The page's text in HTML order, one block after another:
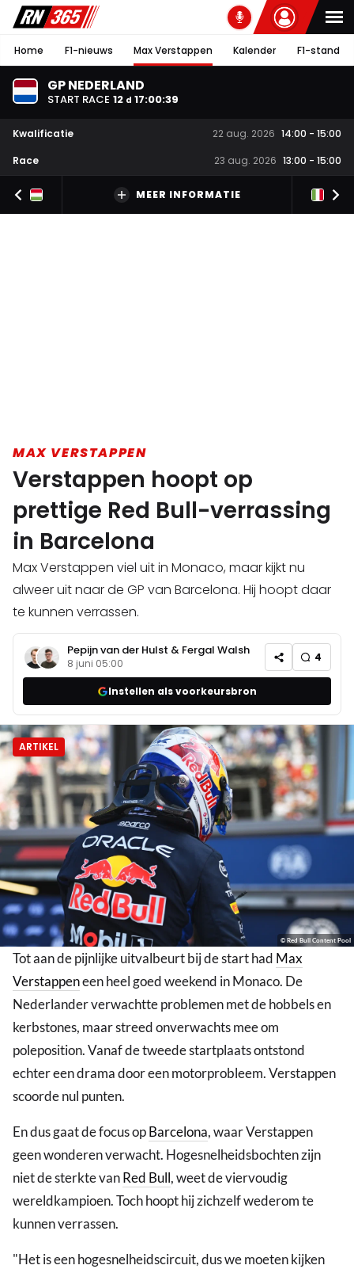
Home F1-nieuws Max Verstappen Kalender F1-stand
GP NEDERLAND
START RACE 12 d 17:00:38
Kwalificatie 22 aug. 2026 14:00 - 15:00
Race
23 aug. 2026 13:00 - 15:00
MEER INFORMATIE
MAX VERSTAPPEN
Verstappen hoopt op
prettige Red Bull-verrassing
in Barcelona
Max Verstappen viel uit in Monaco, maar kijkt nu
alweer uit naar de GP van Barcelona. Hij hoopt daar
te kunnen verrassen.
Pepijn van der Hulst & Fergal Walsh
8 juni 05:00 4
Instellen als voorkeursbron
ARTIKEL
© Red Bull Content Pool
Tot aan de pijnlijke uitvalbeurt bij de start had Max
Verstappeneen heel goed weekend in Monaco. De
Nederlander verwachtte problemen met de hobbels en
kerbstones, maar streed onverwachts mee om
poleposition. Vanaf de tweede startplaats ontstond
echter een drama door een motorprobleem. Verstappen
scoorde nul punten.
En dus gaat de focus opBarcelona, waar Verstappen
geen wonderen verwacht. Hogesnelheidsbochten zijn
niet de sterkte vanRed Bull, weet de viervoudig
wereldkampioen. Toch hoopt hij zichzelf wederom te
kunnen verrassen.
"Het is een hogesnelheidscircuit, dus we moeten kijken